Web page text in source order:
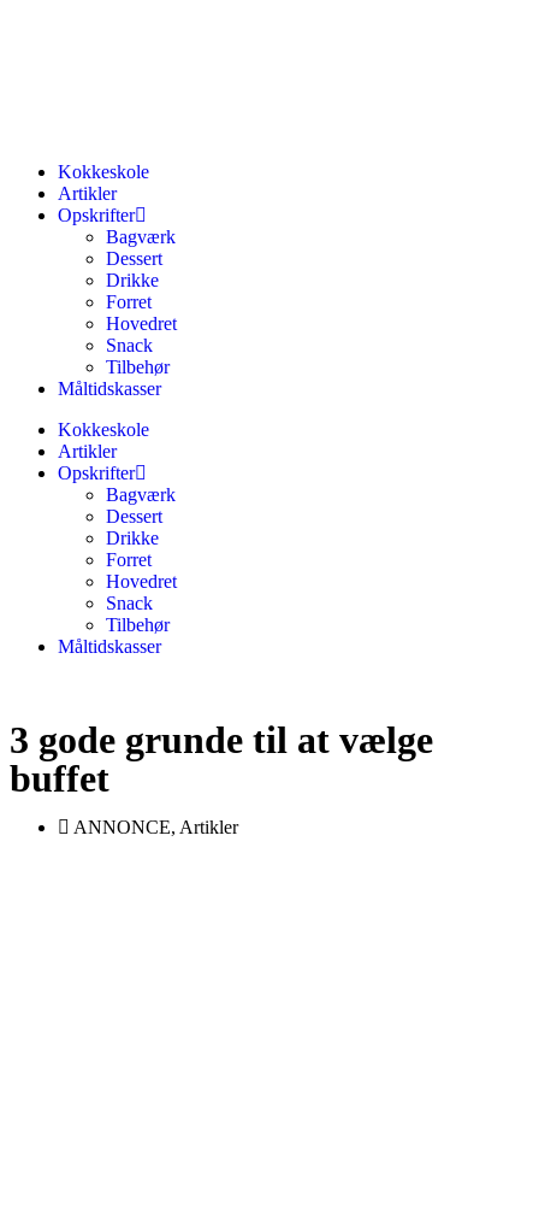
Kokkeskole
Artikler
Opskrifter
Bagværk
Dessert
Drikke
Forret
Hovedret
Snack
Tilbehør
Måltidskasser
Kokkeskole
Artikler
Opskrifter
Bagværk
Dessert
Drikke
Forret
Hovedret
Snack
Tilbehør
Måltidskasser
3 gode grunde til at vælge
buffet
ANNONCE, Artikler